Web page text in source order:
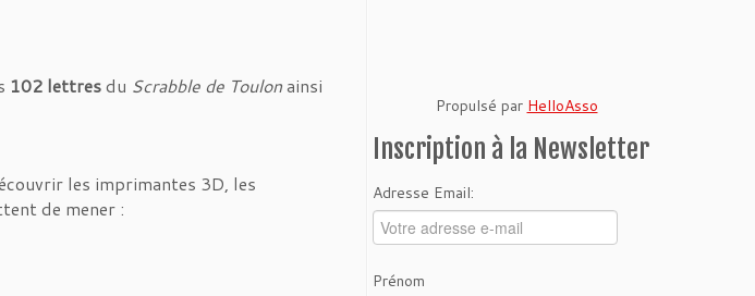
102 lettresdu Scrabble de Toulonainsi
les imprimantes 3D, les
de mener :
Propulsé par HelloAsso
Inscription à la Newsletter
Adresse Email:
Prénom